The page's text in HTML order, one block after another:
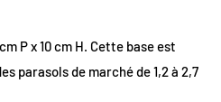
P x 10 cm H. Cette base est
parasols de marché de 1,2 à 2,7